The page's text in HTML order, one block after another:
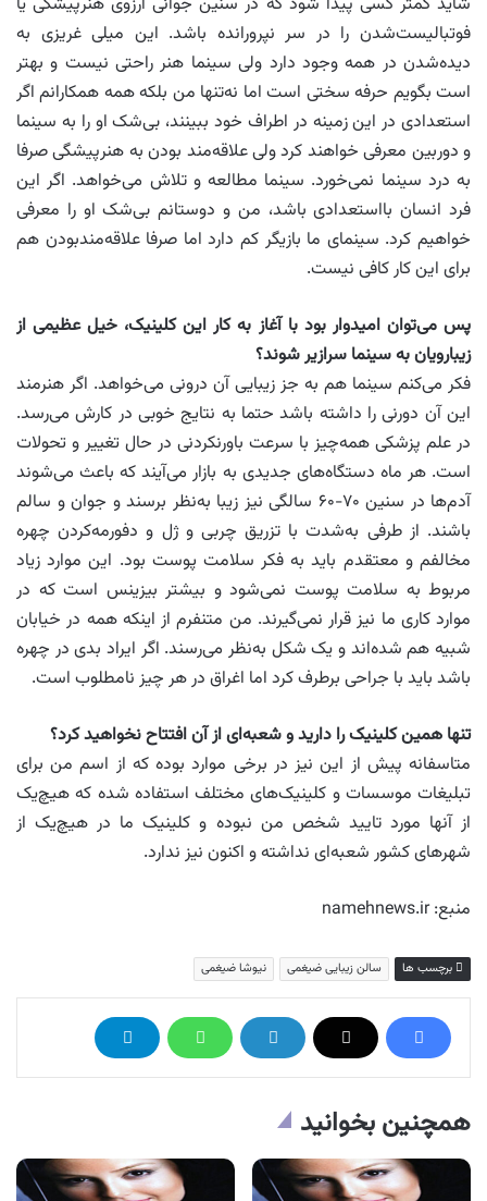
فوتبالیست‌شدن را در سر نپرورانده باشد. این میلی غریزی به
دیده‌شدن در همه وجود دارد ولی سینما هنر راحتی نیست و بهتر
است بگویم حرفه سختی است اما نه‌تنها من بلکه همه همکارانم اگر
استعدادی در این زمینه در اطراف خود ببینند، بی‌شک او را به سینما
و دوربین معرفی خواهند کرد ولی علاقه‌مند بودن به هنرپیشگی صرفا
به درد سینما نمی‌خورد. سینما مطالعه و تلاش می‌خواهد. اگر این
فرد انسان بااستعدادی باشد، من و دوستانم بی‌شک او را معرفی
خواهیم کرد. سینمای ما بازیگر کم دارد اما صرفا علاقه‌مند‌بودن هم
برای این کار کافی نیست.
پس می‌توان امیدوار بود با آغاز به کار این کلینیک، خیل عظیمی از
زیبارویان به سینما سرازیر شوند؟
فکر می‌کنم سینما هم به جز زیبایی آن درونی می‌خواهد. اگر هنرمند
این آن دورنی را داشته باشد حتما به نتایج خوبی در کارش می‌رسد.
در علم پزشکی همه‌چیز با سرعت باورنکردنی در حال تغییر و تحولات
است. هر ماه دستگاه‌های جدیدی به بازار می‌آیند که باعث می‌شوند
آدم‌ها در سنین ۷۰-۶۰ سالگی نیز زیبا به‌نظر برسند و جوان و سالم
باشند. از طرفی به‌شدت با تزریق چربی و ژل و دفورمه‌کردن چهره
مخالفم و معتقدم باید به فکر سلامت پوست بود. این موارد زیاد
مربوط به سلامت پوست نمی‌شود و بیشتر بیزینس است که در
موارد کاری ما نیز قرار نمی‌گیرند. من متنفرم از اینکه همه در خیابان
شبیه هم شده‌اند و یک شکل به‌نظر می‌رسند. اگر ایراد بدی در چهره
باشد باید با جراحی برطرف کرد اما اغراق در هر چیز نامطلوب است.
تنها همین کلینیک را دارید و شعبه‌ای از آن افتتاح نخواهید کرد؟
متاسفانه پیش از این نیز در برخی موارد بوده که از اسم من برای
تبلیغات موسسات و کلینیک‌های مختلف استفاده شده که هیچ‌یک
از آنها مورد تایید شخص من نبوده و کلینیک ما در هیچ‌یک از
شهرهای کشور شعبه‌ای نداشته و اکنون نیز ندارد.
منبع: namehnews.ir
برچسب ها سالن زیبایی ضیغمی نیوشا ضیغمی
همچنین بخوانید